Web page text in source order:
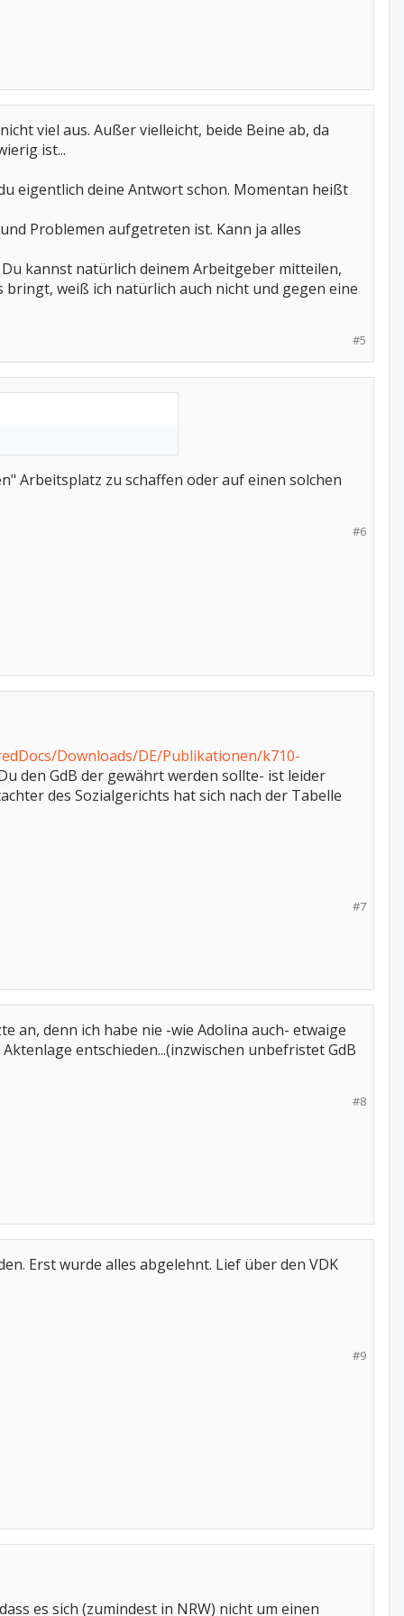
viel aus. Außer vielleicht, beide Beine ab, da
ist...
eigentlich deine Antwort schon. Momentan heißt
Problemen aufgetreten ist. Kann ja alles
kannst natürlich deinem Arbeitgeber mitteilen,
bringt, weiß ich natürlich auch nicht und gegen eine
#5
Arbeitsplatz zu schaffen oder auf einen solchen
#6
Downloads/DE/Publikationen/k710-
den GdB der gewährt werden sollte- ist leider
des Sozialgerichts hat sich nach der Tabelle
#7
an, denn ich habe nie -wie Adolina auch- etwaige
entschieden...(inzwischen unbefristet GdB
#8
Erst wurde alles abgelehnt. Lief über den VDK
#9
es sich (zumindest in NRW) nicht um einen